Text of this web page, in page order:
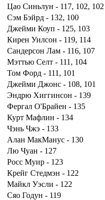
Цао Синьлун - 117, 102, 102
Сэм Бэйрд - 132, 100
Джейми Коуп - 125, 103
Кирен Уилсон - 119, 114
Сандерсон Лам - 116, 107
Мэттью Селт - 111, 104
Том Форд - 111, 101
Джейми Джонс - 108, 101
Эндрю Хиггинсон - 139
Фергал О'Брайен - 135
Курт Мафлин - 134
Чэнь Чжэ - 133
Алан МакМанус - 130
Лю Чуан - 127
Росс Муир - 123
Крейг Стедмэн - 122
Майкл Уэсли - 122
Сяо Годун - 119